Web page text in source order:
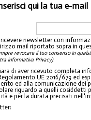
qui la tua e-mail
ricevere newsletter con
mail riportato sopra in
revocare il tuo consenso in
informativa Privacy):
di aver ricevuto completa
UE 2016/679 ed
ed alla comunicazione dei
riguardo a quelli cosiddetti
e per la durata precisati